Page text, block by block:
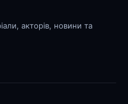
акторів, новини та